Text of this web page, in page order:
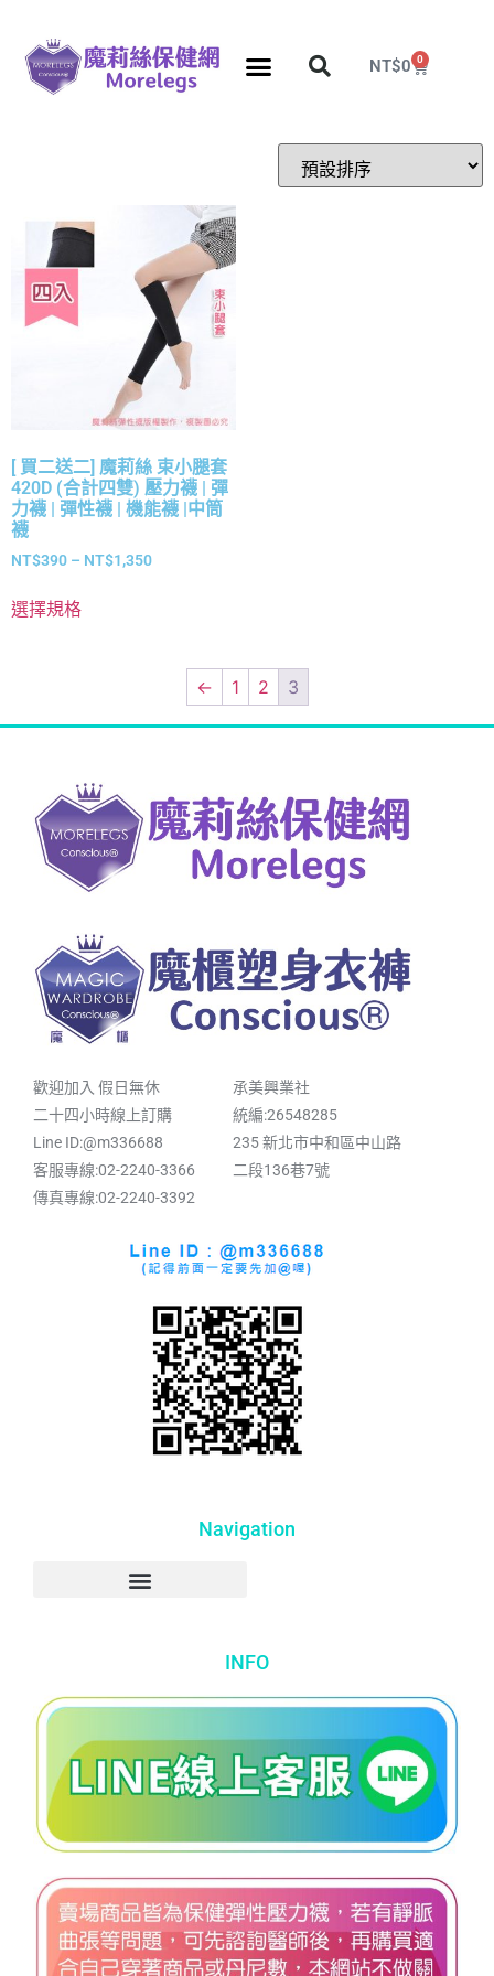
NT$0 0
[ 買二送二] 魔莉絲 束小腿套
420D (合計四雙) 壓力襪 | 彈
力襪 | 彈性襪 | 機能襪 |中筒
襪
NT$390 – NT$1,350
選擇規格
← 1 2 3
歡迎加入 假日無休
二十四小時線上訂購
Line ID:@m336688
客服專線:02-2240-3366
傳真專線:02-2240-3392
承美興業社
統編:26548285
235 新北市中和區中山路
二段136巷7號
Navigation
INFO